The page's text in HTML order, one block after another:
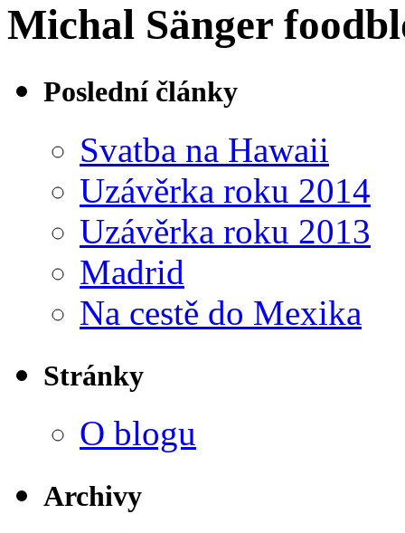
Michal Sänger
Poslední články
Svatba na Hawaii
Uzávěrka roku 2014
Uzávěrka roku 2013
Madrid
Na cestě do Mexika
Stránky
O blogu
Archivy